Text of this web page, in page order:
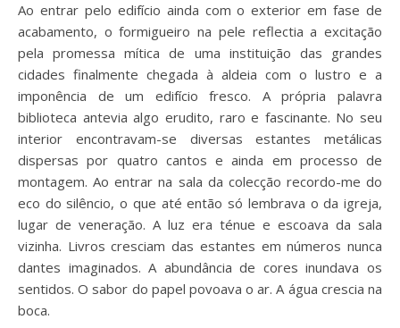
Ao entrar pelo edifício ainda com o exterior em fase de
acabamento, o formigueiro na pele reflectia a excitação
pela promessa mítica de uma instituição das grandes
cidades finalmente chegada à aldeia com o lustro e a
imponência de um edifício fresco. A própria palavra
biblioteca antevia algo erudito, raro e fascinante. No seu
interior encontravam-se diversas estantes metálicas
dispersas por quatro cantos e ainda em processo de
montagem. Ao entrar na sala da colecção recordo-me do
eco do silêncio, o que até então só lembrava o da igreja,
lugar de veneração. A luz era ténue e escoava da sala
vizinha. Livros cresciam das estantes em números nunca
dantes imaginados. A abundância de cores inundava os
sentidos. O sabor do papel povoava o ar. A água crescia na
boca.